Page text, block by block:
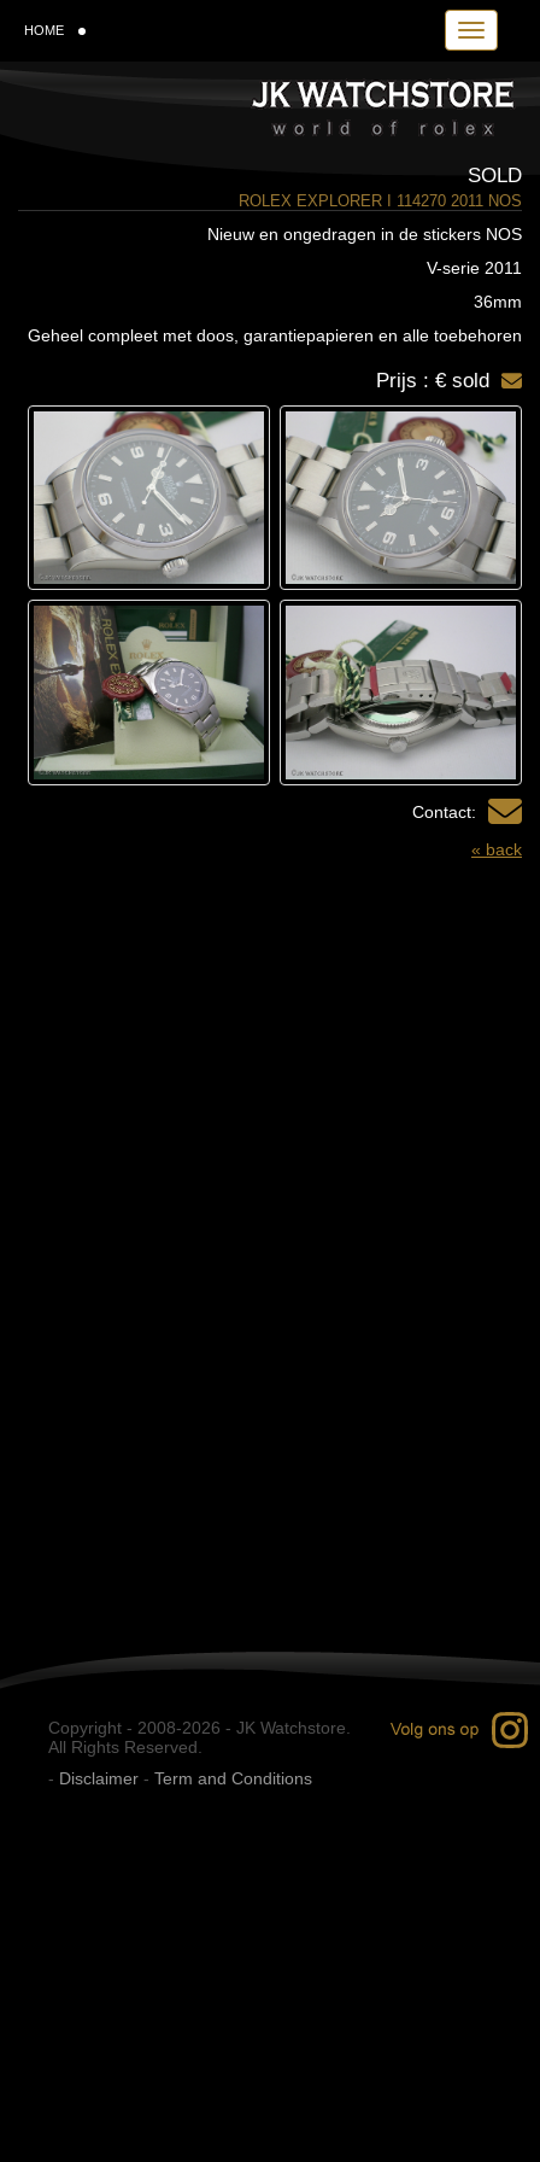
Toggle
HOME
SOLD
ROLEX EXPLORER I 114270 2011 NOS
Nieuw en ongedragen in de stickers NOS
V-serie 2011
36mm
Geheel compleet met doos, garantiepapieren en alle toebehoren
Prijs : € sold
Contact:
« back
Copyright - 2008-2026 - JK Watchstore.
All Rights Reserved.
- Disclaimer - Term and Conditions